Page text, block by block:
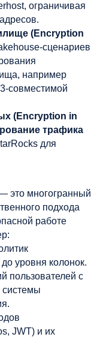
ограничивая
(Encryption
сценариев
например
совместимой
(Encryption in
трафика
для
это многогранный
подхода
работе
уровня колонок.
пользователей с
JWT) и их